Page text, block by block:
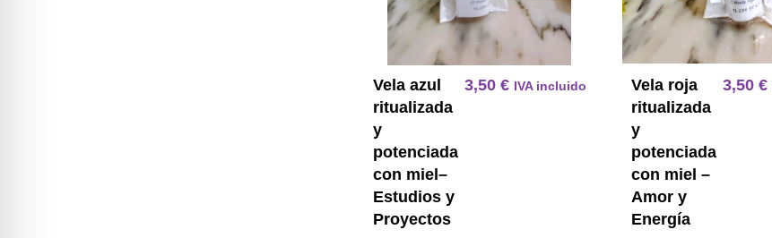
Vela azul
ritualizada
y
potenciada
con miel–
Estudios y
Proyectos
3,50€ IVA incluido
Vela roja
ritualizada
y
potenciada
con miel –
Amor y
Energía
3,50€